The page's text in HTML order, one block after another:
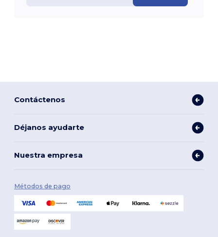
Contáctenos
Déjanos ayudarte
Nuestra empresa
Métodos de pago